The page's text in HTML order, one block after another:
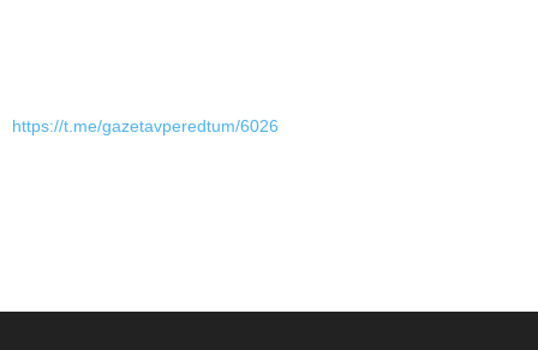
https://t.me/gazetavperedtum/6026